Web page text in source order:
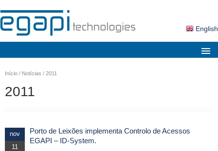
English
Serviços
Início / Notícias / 2011
2011
nov
11
Porto de Leixões implementa Controlo de Acessos
EGAPI – ID-System.